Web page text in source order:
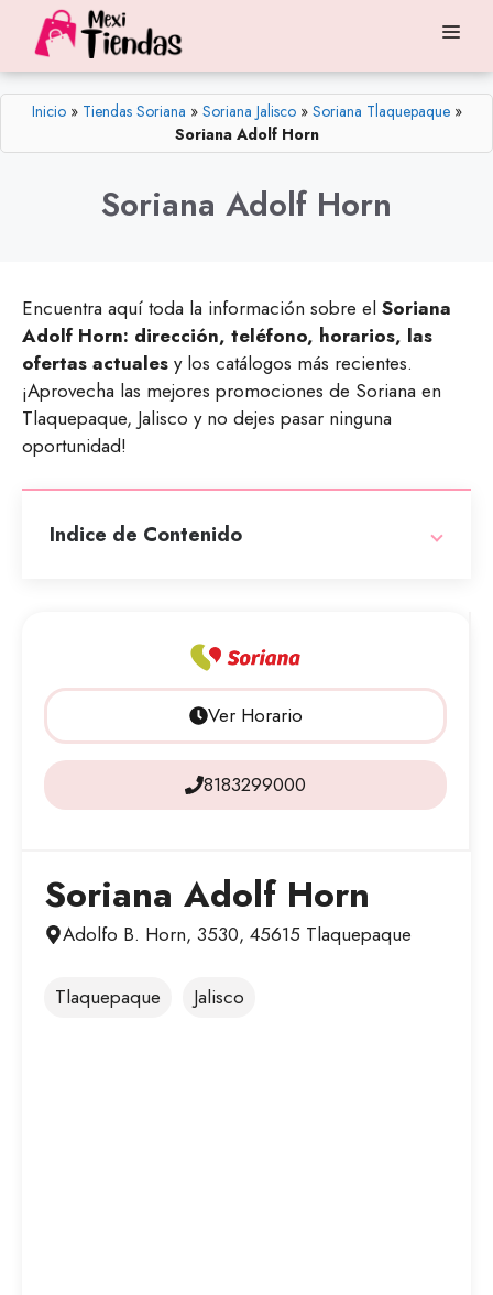
contenido
Inicio» Tiendas Soriana » Soriana Jalisco» Soriana Tlaquepaque»
Soriana Adolf Horn
Soriana Adolf Horn
Encuentra aquí toda la información sobre el Soriana
Adolf Horn: dirección, teléfono, horarios, las
ofertas actuales y los catálogos más recientes.
¡Aprovecha las mejores promociones de Soriana en
Tlaquepaque, Jalisco y no dejes pasar ninguna
oportunidad!
Indice de Contenido
Ver Horario
8183299000
Soriana Adolf Horn
Adolfo B. Horn, 3530, 45615 Tlaquepaque
Tlaquepaque Jalisco